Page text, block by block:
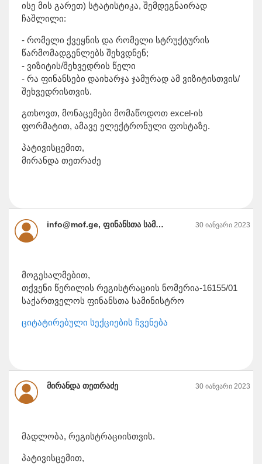
ისე მის გარეთ) სტატისტიკა, შემდეგნაირად
ჩაშლილი:
- რომელი ქვეყნის და რომელი სტრუქტურის
წარმომადგენლებს შეხვდნენ;
- ვიზიტის/შეხვედრის წელი
- რა ფინანსები დაიხარჯა ჯამურად ამ ვიზიტისთვის/
შეხვედრისთვის.
გთხოვთ, მონაცემები მომაწოდოთ excel-ის
ფორმატით, ამავე ელექტრონული ფოსტაზე.
პატივისცემით,
მირანდა თეთრაძე
info@mof.ge, ფინანსთა სამინისტრო 30 იანვარი 2023
მოგესალმებით,
თქვენი წერილის რეგისტრაციის ნომერია-16155/01
საქართველოს ფინანსთა სამინისტრო
ციტატირებული სექციების ჩვენება
მირანდა თეთრაძე 30 იანვარი 2023
მადლობა, რეგისტრაციისთვის.
პატივისცემით,